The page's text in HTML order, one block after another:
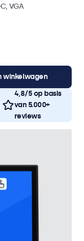
VGA
winkelwagen
4,8/5 op basis
van 5.000+
reviews